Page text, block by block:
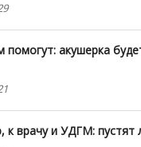
акушерка
врачу и УДГМ: пустят